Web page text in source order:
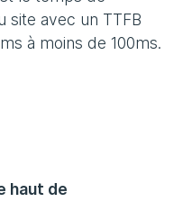
site avec un TTFB
à moins de 100ms.
haut de